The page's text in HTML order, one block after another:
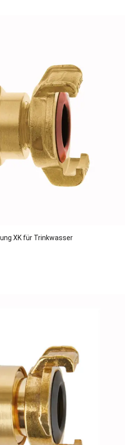
XK für Trinkwasser